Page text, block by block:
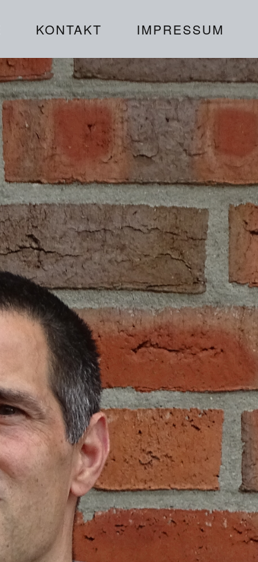
KONTAKT IMPRESSUM